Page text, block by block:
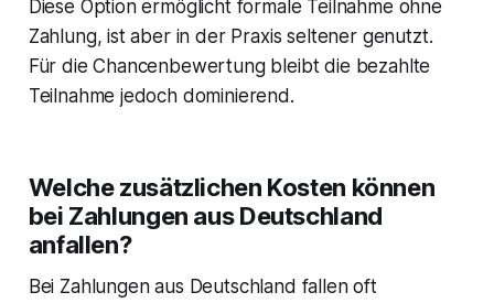
Diese Option ermöglicht formale Teilnahme ohne
Zahlung, ist aber in der Praxis seltener genutzt.
Für die Chancenbewertung bleibt die bezahlte
Teilnahme jedoch dominierend.
Welche zusätzlichen Kosten können
bei Zahlungen aus Deutschland
anfallen?
Bei Zahlungen aus Deutschland fallen oft